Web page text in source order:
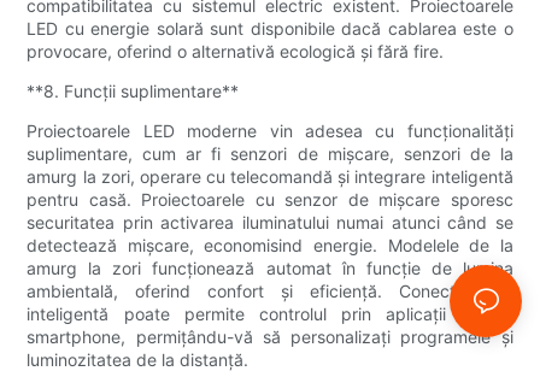
compatibilitatea cu sistemul electric existent. Proiectoarele
LED cu energie solară sunt disponibile dacă cablarea este o
provocare, oferind o alternativă ecologică și fără fire.
**8. Funcții suplimentare**
Proiectoarele LED moderne vin adesea cu funcționalități
suplimentare, cum ar fi senzori de mișcare, senzori de la
amurg la zori, operare cu telecomandă și integrare inteligentă
pentru casă. Proiectoarele cu senzor de mișcare sporesc
securitatea prin activarea iluminatului numai atunci când se
detectează mișcare, economisind energie. Modelele de la
amurg la zori funcționează automat în funcție de lumina
ambientală, oferind confort și eficiență. Conectivitatea
inteligentă poate permite controlul prin aplicații pentru
smartphone, permițându-vă să personalizați programele și
luminozitatea de la distanță.